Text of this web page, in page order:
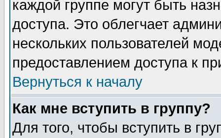
каждой группе могут быть
доступа. Это облегчает
нескольких пользователей
предоставлением доступа к
Вернуться к началу
Как мне вступить в группу?
Для того, чтобы вступить в